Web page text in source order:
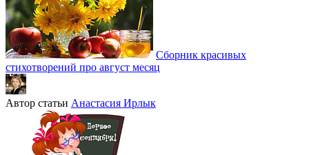
Сборник красивых
стихотворений про август месяц
Автор статьи Анастасия Ирлык